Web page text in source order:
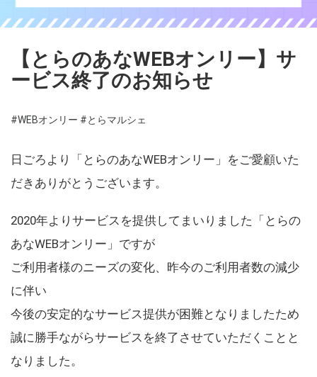
【とらのあなWEBオンリー】サ
ービス終了のお知らせ
#WEBオンリー #とらマルシェ
日ごろより「とらのあなWEBオンリー」をご愛顧いた
だきありがとうございます。
2020年よりサービスを提供してまいりました「とらの
あなWEBオンリー」ですが
ご利用者様のニーズの変化、昨今のご利用者数の減少
に伴い
今後の安定的なサービス提供が困難となりましたため
誠に勝手ながらサービスを終了させていただくことと
なりました。